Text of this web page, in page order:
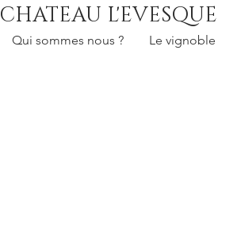
CHATEAU L'EVESQUE
Qui sommes nous ? Le vignoble